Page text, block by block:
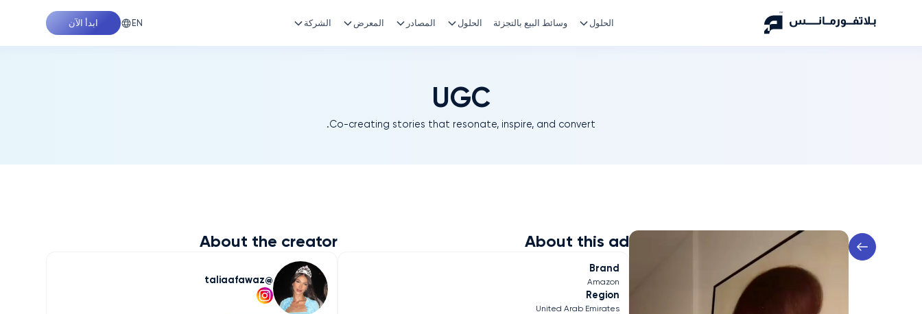
الحلول وسائط البيع بالتجزئة الحلول المصادر المعرض الشركة EN ابدأ الآن
UGC
Co-creating stories that resonate, inspire, and convert.
About this ad
Brand
Amazon
Region
United Arab Emirates
About the creator
taliaafawaz